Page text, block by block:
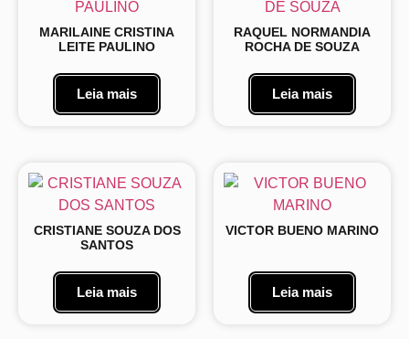
MARILAINE CRISTINA
LEITE PAULINO
Leia mais
RAQUEL NORMANDIA
ROCHA DE SOUZA
Leia mais
CRISTIANE SOUZA DOS
SANTOS
Leia mais
VICTOR BUENO MARINO
Leia mais